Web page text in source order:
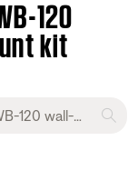
120
kit